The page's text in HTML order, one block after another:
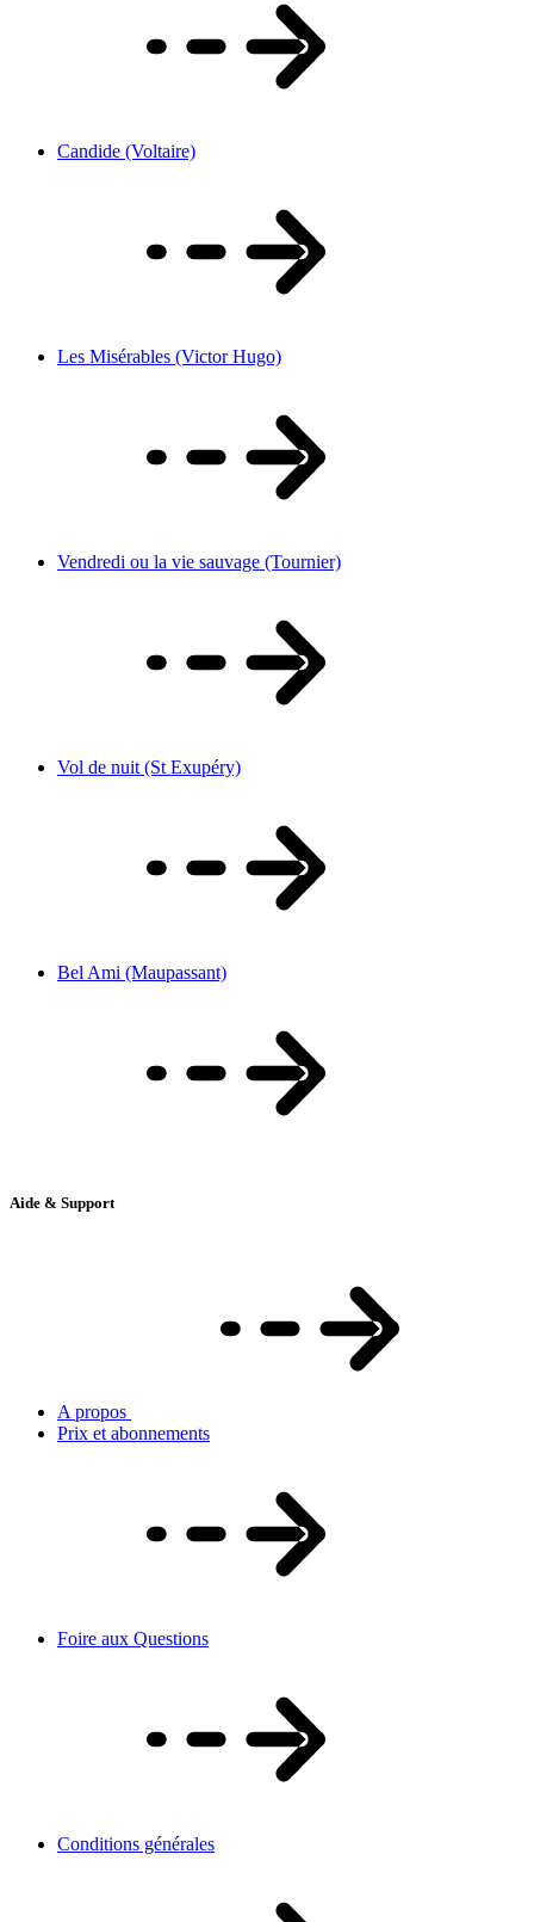
Candide (Voltaire)
Les Misérables (Victor Hugo)
Vendredi ou la vie sauvage (Tournier)
Vol de nuit (St Exupéry)
Bel Ami (Maupassant)
Aide & Support
A propos
Prix et abonnements
Foire aux Questions
Conditions générales